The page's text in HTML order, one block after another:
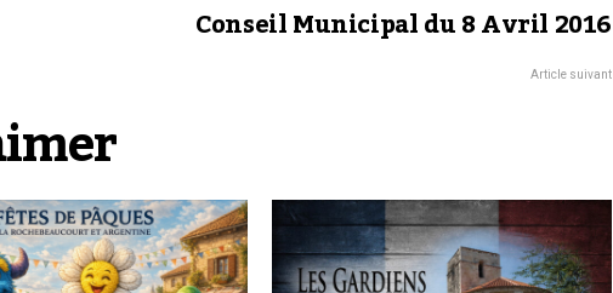
Conseil Municipal du 8 Avril 2016
Article suivant